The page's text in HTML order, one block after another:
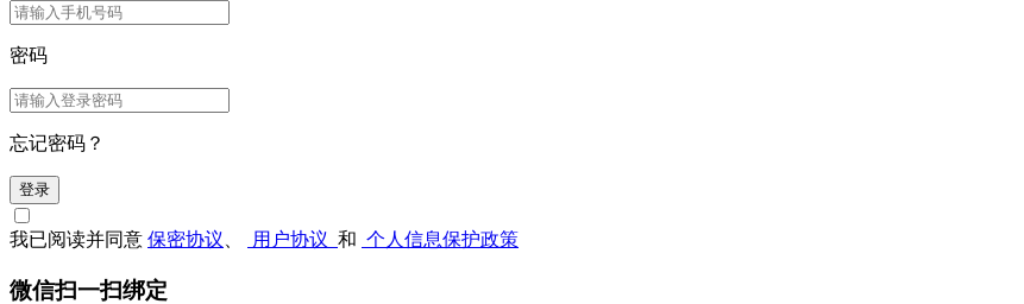
密码
忘记密码？
登录
我已阅读并同意 保密协议 用户协议 和 个人信息保护政策
微信扫一扫绑定